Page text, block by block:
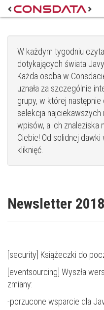
W każdym tygodniu
dotykających świata
Każda osoba w
uznała za szczególnie
grupy, w której
selekcja
wpisów, a ich znaleziska
Ciebie! Od solidnej
kliknięć.
Newsletter
[security] Książeczki do
[eventsourcing] Wyszła
zmiany:
-porzucone wsparcie dla